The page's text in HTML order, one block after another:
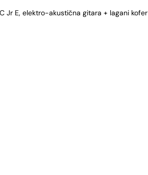
Jr E, elektro-akustična gitara + lagani kofer